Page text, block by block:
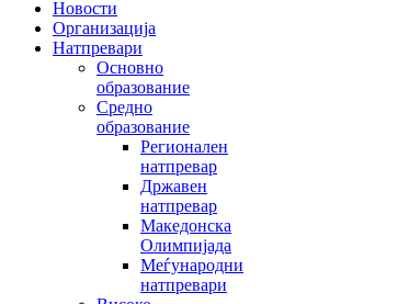
Новости
Организација
Натпревари
Основно
образование
Средно
образование
Регионален
натпревар
Државен
натпревар
Македонска
Олимпијада
Меѓународни
натпревари